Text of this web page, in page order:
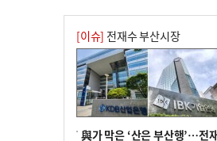
10 "올해 코스피 사이드카 43
전닉스 ETF 이후 발생"
[이슈] 전재수 부산시장